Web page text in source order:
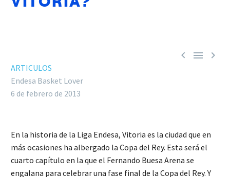
  
ARTICULOS
Endesa Basket Lover
6 de febrero de 2013
En la historia de la Liga Endesa, Vitoria es la ciudad que en
más ocasiones ha albergado la Copa del Rey. Esta será el
cuarto capítulo en la que el Fernando Buesa Arena se
engalana para celebrar una fase final de la Copa del Rey. Y